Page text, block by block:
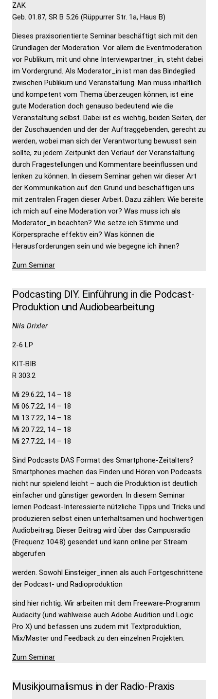
ZAK
Geb. 01.87, SR B 5.26 (Rüppurrer Str. 1a, Haus B)
Dieses praxisorientierte Seminar beschäftigt sich mit den
Grundlagen der Moderation. Vor allem die Eventmoderation
vor Publikum, mit und ohne Interviewpartner_in, steht dabei
im Vordergrund. Als Moderator_in ist man das Bindeglied
zwischen Publikum und Veranstaltung. Man muss inhaltlich
und kompetent vom Thema überzeugen können, ist eine
gute Moderation doch genauso bedeutend wie die
Veranstaltung selbst. Dabei ist es wichtig, beiden Seiten, der
der Zuschauenden und der der Auftraggebenden, gerecht zu
werden, wobei man sich der Verantwortung bewusst sein
sollte, zu jedem Zeitpunkt den Verlauf der Veranstaltung
durch Fragestellungen und Kommentare beeinflussen und
lenken zu können. In diesem Seminar gehen wir dieser Art
der Kommunikation auf den Grund und beschäftigen uns
mit zentralen Fragen dieser Arbeit. Dazu zählen: Wie bereite
ich mich auf eine Moderation vor? Was muss ich als
Moderator_in beachten? Wie setze ich Stimme und
Körpersprache effektiv ein? Was können die
Herausforderungen sein und wie begegne ich ihnen?
Zum Seminar
Podcasting DIY. Einführung in die Podcast-
Produktion und Audiobearbeitung
Nils Drixler
2-6 LP
KIT-BIB
R 303.2
Mi 29.6.22, 14 – 18
Mi 06.7.22, 14 – 18
Mi 13.7.22, 14 – 18
Mi 20.7.22, 14 – 18
Mi 27.7.22, 14 – 18
Sind Podcasts DAS Format des Smartphone-Zeitalters?
Smartphones machen das Finden und Hören von Podcasts
nicht nur spielend leicht – auch die Produktion ist deutlich
einfacher und günstiger geworden. In diesem Seminar
lernen Podcast-Interessierte nützliche Tipps und Tricks und
produzieren selbst einen unterhaltsamen und hochwertigen
Audiobeitrag. Dieser Beitrag wird über das Campusradio
(Frequenz 104.8) gesendet und kann online per Stream
abgerufen
werden. Sowohl Einsteiger_innen als auch Fortgeschrittene
der Podcast- und Radioproduktion
sind hier richtig. Wir arbeiten mit dem Freeware-Programm
Audacity (und wahlweise auch Adobe Audition und Logic
Pro X) und befassen uns zudem mit Textproduktion,
Mix/Master und Feedback zu den einzelnen Projekten.
Zum Seminar
Musikjournalismus in der Radio-Praxis